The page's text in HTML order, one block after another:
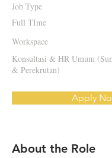
Job Type
Full TIme
Workspace
Konsultasi & HR Umum
& Perekrutan)
Apply
About the Role